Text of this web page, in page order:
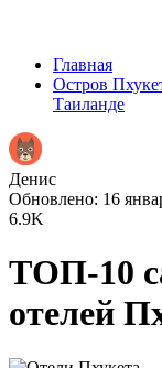
Главная
Остров
Таиланде
Денис
Обновлено: 16
6.9K
ТОП-10
отелей